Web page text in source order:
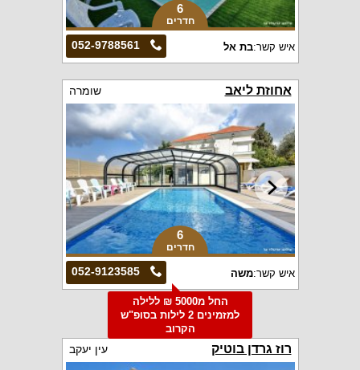
6
חדרים
052-9788561 איש קשר:בת אל
אחוזת ליאב שומרה
6
חדרים
052-9123585 איש קשר:משה
החל מ5000 ₪ ללילה
למזמינים 2 לילות בסופ"ש
הקרוב
רוז גרדן בוטיק עין יעקב